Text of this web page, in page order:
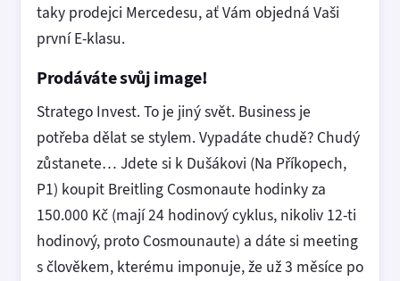
taky prodejci Mercedesu, ať Vám objedná Vaši
první E-klasu.
Prodáváte svůj image!
Stratego Invest. To je jiný svět. Business je
potřeba dělat se stylem. Vypadáte chudě? Chudý
zůstanete… Jdete si k Dušákovi (Na Příkopech,
P1) koupit Breitling Cosmonaute hodinky za
150.000 Kč (mají 24 hodinový cyklus, nikoliv 12-ti
hodinový, proto Cosmounaute) a dáte si meeting
s člověkem, kterému imponuje, že už 3 měsíce po